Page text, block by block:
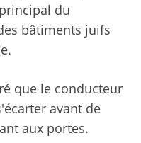
du
bâtiments juifs
que le conducteur
avant de
aux portes.